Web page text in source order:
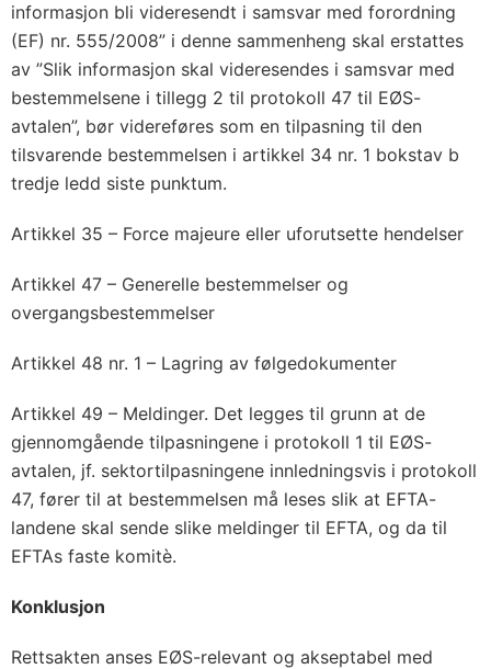
informasjon bli videresendt i samsvar med forordning
(EF) nr. 555/2008” i denne sammenheng skal erstattes
av ”Slik informasjon skal videresendes i samsvar med
bestemmelsene i tillegg 2 til protokoll 47 til EØS-
avtalen”, bør videreføres som en tilpasning til den
tilsvarende bestemmelsen i artikkel 34 nr. 1 bokstav b
tredje ledd siste punktum.
Artikkel 35 – Force majeure eller uforutsette hendelser
Artikkel 47 – Generelle bestemmelser og
overgangsbestemmelser
Artikkel 48 nr. 1 – Lagring av følgedokumenter
Artikkel 49 – Meldinger. Det legges til grunn at de
gjennomgående tilpasningene i protokoll 1 til EØS-
avtalen, jf. sektortilpasningene innledningsvis i protokoll
47, fører til at bestemmelsen må leses slik at EFTA-
landene skal sende slike meldinger til EFTA, og da til
EFTAs faste komitè.
Konklusjon
Rettsakten anses EØS-relevant og akseptabel med